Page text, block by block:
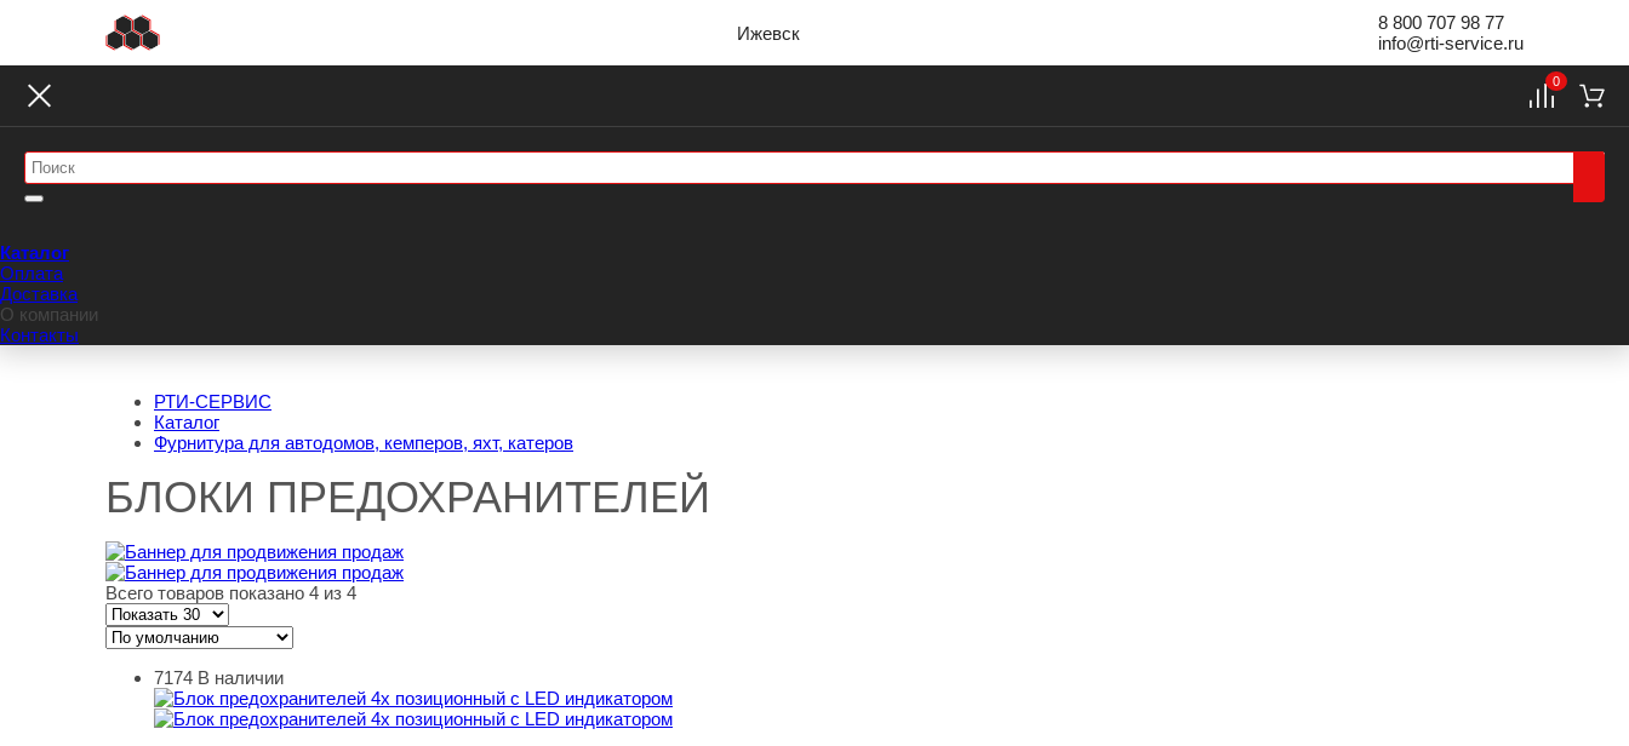
Ижевск
8 800 707 98 77
info@rti-service.ru
Каталог
Оплата
Доставка
О компании
Контакты
0
РТИ-СЕРВИС
Каталог
Фурнитура для автодомов, кемперов, яхт, катеров
БЛОКИ ПРЕДОХРАНИТЕЛЕЙ
Всего товаров показано 4 из 4
Блок предохранителей 4х позиционный с LED индикатором
7174 В наличии